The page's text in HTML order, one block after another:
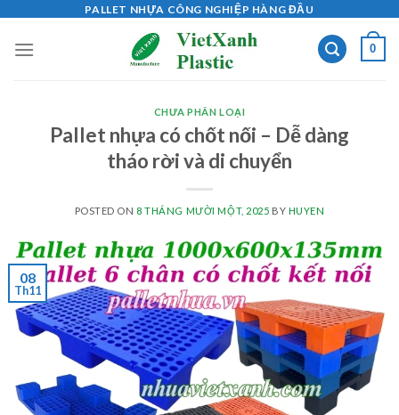
content
PALLET NHỰA CÔNG NGHIỆP HÀNG ĐẦU
0
CHƯA PHÂN LOẠI
Pallet nhựa có chốt nối – Dễ dàng
tháo rời và di chuyển
POSTED ON 8 THÁNG MƯỜI MỘT, 2025 BY HUYEN
08
Th11